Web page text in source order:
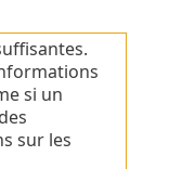
si un
sur les